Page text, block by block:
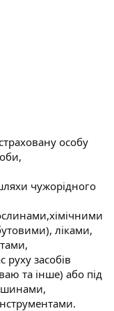
особу
чужорідного
ліками,
руху засобів
та інше) або під